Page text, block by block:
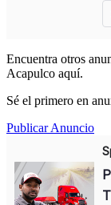
Encuentra otros
Acapulco aquí.
Sé el primero en
Publicar Anuncio